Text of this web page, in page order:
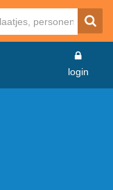
login